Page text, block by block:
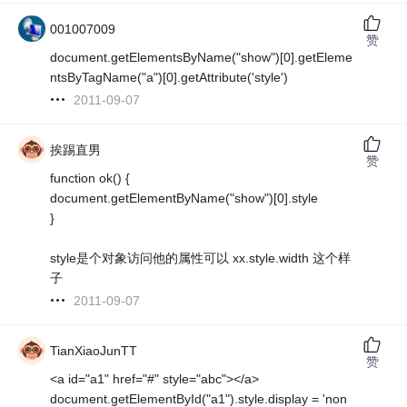
001007009
document.getElementsByName("show")[0].getEleme
ntsByTagName("a")[0].getAttribute('style')
2011-09-07
赞
挨踢直男
function ok() {
document.getElementByName("show")[0].style
}
style是个对象访问他的属性可以 xx.style.width 这个样
子
2011-09-07
赞
TianXiaoJunTT
<a id="a1" href="#" style="abc"></a>
document.getElementById("a1").style.display = 'non
赞